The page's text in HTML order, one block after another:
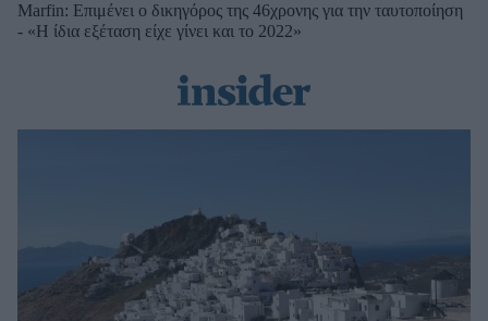
Marfin: Επιμένει ο δικηγόρος της 46χρονης για την ταυτοποίηση
- «Η ίδια εξέταση είχε γίνει και το 2022»